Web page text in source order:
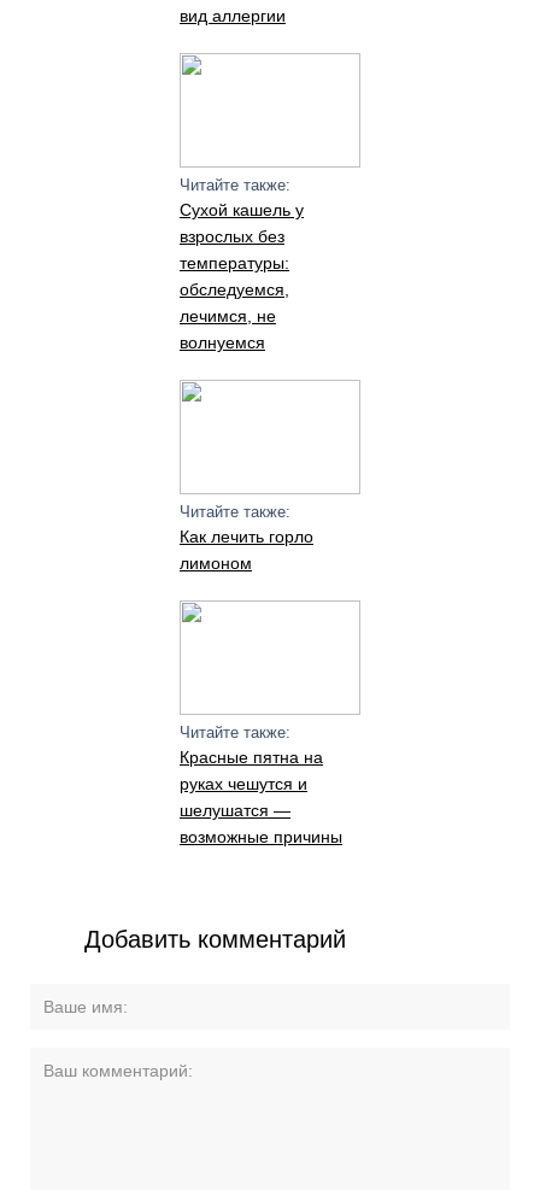
вид аллергии
Читайте также:
Сухой кашель у
взрослых без
температуры:
обследуемся,
лечимся, не
волнуемся
Читайте также:
Как лечить горло
лимоном
Читайте также:
Красные пятна на
руках чешутся и
шелушатся —
возможные причины
Добавить комментарий